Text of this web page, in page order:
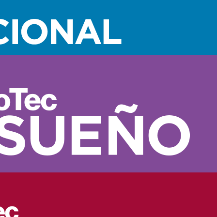
1 Min
que puedes ver
virtuales que puedes visitar con tu familia.
el distanciamiento físico hacen que esta época
alteradas, son quienes necesitan más atención y cariño
online que permiten conocer el arte y la historia que
son los siguientes:
Artes
de Ciudad de México se empezó a construir en 1904 y
edificación goza de reconocimiento a nivel internacional.
recorrido virtual en que los visitantes pueden adentrarse,
lo es el Museo Nacional de Arquitectura.
de Leonardo da Vinci. Reconocerla es una de esas